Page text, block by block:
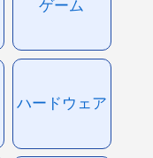
ゲーム
ハードウェア